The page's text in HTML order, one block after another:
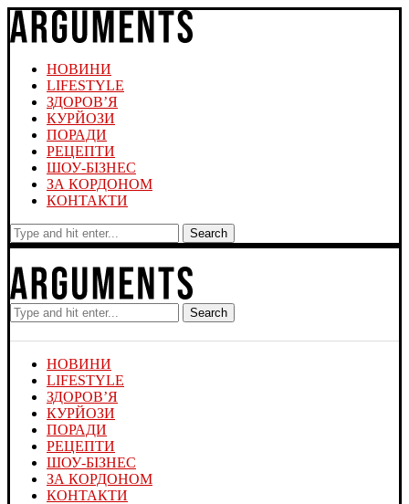
НОВИНИ
LIFESTYLE
ЗДОРОВ’Я
КУРЙОЗИ
ПОРАДИ
РЕЦЕПТИ
ШОУ-БІЗНЕС
ЗА КОРДОНОМ
КОНТАКТИ
Search
Search
НОВИНИ
LIFESTYLE
ЗДОРОВ’Я
КУРЙОЗИ
ПОРАДИ
РЕЦЕПТИ
ШОУ-БІЗНЕС
ЗА КОРДОНОМ
КОНТАКТИ